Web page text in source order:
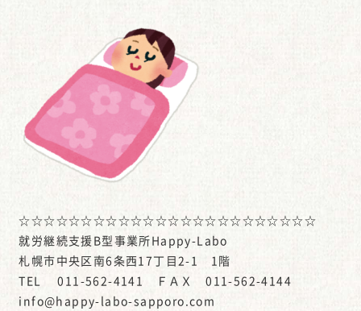
☆☆☆☆☆☆☆☆☆☆☆☆☆☆☆☆☆☆☆☆☆☆☆☆
就労継続支援B型事業所Happy-Labo
札幌市中央区南6条西17丁目2-1 1階
TEL 011-562-4141 ＦＡＸ 011-562-4144
info@happy-labo-sapporo.com